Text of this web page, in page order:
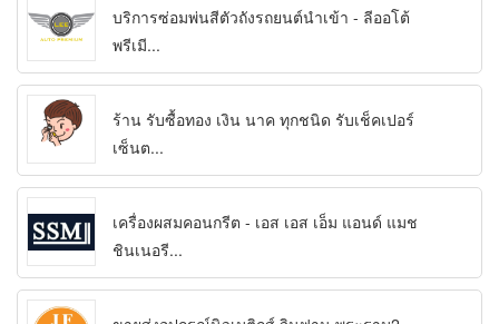
บริการซ่อมพ่นสีตัวถังรถยนต์นำเข้า - ลีออโต้
พรีเมี...
ร้าน รับซื้อทอง เงิน นาค ทุกชนิด รับเช็คเปอร์
เซ็นต...
เครื่องผสมคอนกรีต - เอส เอส เอ็ม แอนด์ แมช
ชินเนอรี...